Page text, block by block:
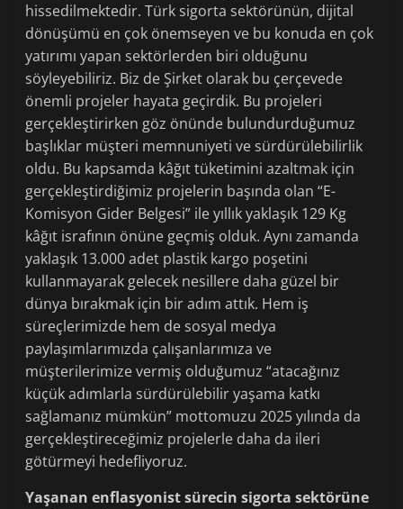
hissedilmektedir. Türk sigorta sektörünün, dijital
dönüşümü en çok önemseyen ve bu konuda en çok
yatırımı yapan sektörlerden biri olduğunu
söyleyebiliriz. Biz de Şirket olarak bu çerçevede
önemli projeler hayata geçirdik. Bu projeleri
gerçekleştirirken göz önünde bulundurduğumuz
başlıklar müşteri memnuniyeti ve sürdürülebilirlik
oldu. Bu kapsamda kâğıt tüketimini azaltmak için
gerçekleştirdiğimiz projelerin başında olan “E-
Komisyon Gider Belgesi” ile yıllık yaklaşık 129 Kg
kâğıt israfının önüne geçmiş olduk. Aynı zamanda
yaklaşık 13.000 adet plastik kargo poşetini
kullanmayarak gelecek nesillere daha güzel bir
dünya bırakmak için bir adım attık. Hem iş
süreçlerimizde hem de sosyal medya
paylaşımlarımızda çalışanlarımıza ve
müşterilerimize vermiş olduğumuz “atacağınız
küçük adımlarla sürdürülebilir yaşama katkı
sağlamanız mümkün” mottomuzu 2025 yılında da
gerçekleştireceğimiz projelerle daha da ileri
götürmeyi hedefliyoruz.
Yaşanan enflasyonist sürecin sigorta sektörüne